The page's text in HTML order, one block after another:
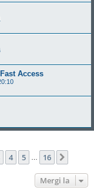
Access
16
4 5 16
Mergi la